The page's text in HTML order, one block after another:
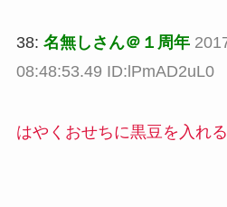
38: 名無しさん＠１周年
08:48:53.49 ID:lPmAD2uL0
はやくおせちに黒豆を入れ